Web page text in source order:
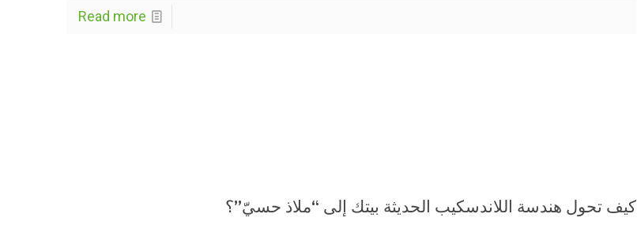
Read more
كيف تحول هندسة اللاندسكيب الحديثة بيتك إلى “ملاذ حسيّ”؟